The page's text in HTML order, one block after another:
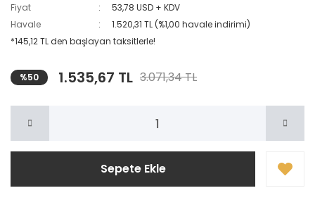
Fiyat
53,78 USD + KDV
Havale
1.520,31 TL (%1,00 havale indirimi)
*145,12 TL den başlayan taksitlerle!
%50 1.535,67 TL 3.071,34 TL
Sepete Ekle